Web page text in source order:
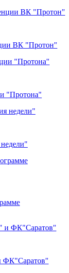
ВК "Протон"
"Протона"
ФК"Саратов"